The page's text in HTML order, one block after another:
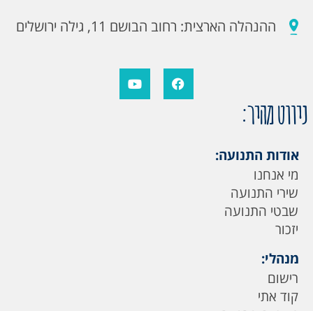
ההנהלה הארצית: רחוב הבושם 11, גילה ירושלים
ניווט מהיר:
אודות התנועה:
מי אנחנו
שירי התנועה
שבטי התנועה
יזכור
מנהלי:
רישום
קוד אתי